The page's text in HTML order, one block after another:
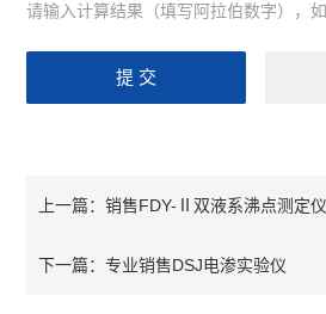
请输入计算结果（填写阿拉伯数字），
上一篇：销售FDY-Ⅱ双液系沸点测定仪
下一篇：专业销售DSJ电渗实验仪